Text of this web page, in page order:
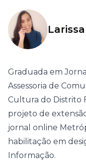
Graduada em
Assessoria de
Cultura do Distrito
projeto de
jornal online
habilitação em
Informação.